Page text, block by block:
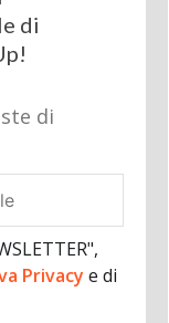
di
di
Privacy e di